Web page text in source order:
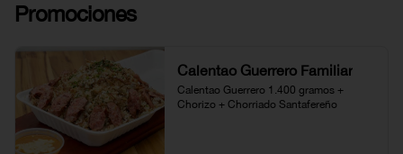
Promociones
Calentao Guerrero Familiar
Calentao Guerrero 1.400 gramos +
Chorizo + Chorriado Santafereño